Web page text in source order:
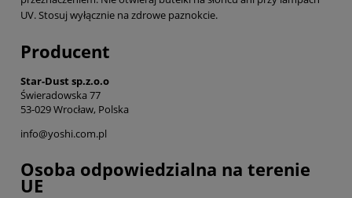
UV. Stosuj wyłącznie na zdrowe paznokcie.
Producent
Star-Dust sp.z.o.o
Świeradowska 77
53-029 Wrocław, Polska
info@yoshi.com.pl
Osoba odpowiedzialna na terenie
UE